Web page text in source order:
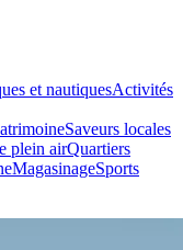
et nautiquesActivités
Saveurs locales
plein airQuartiers
MagasinageSports